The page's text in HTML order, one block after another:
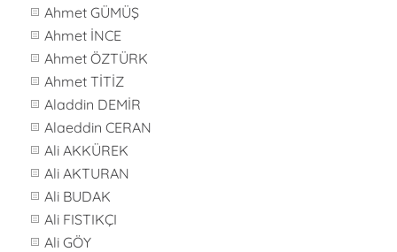
Ahmet GÜMÜŞ
Ahmet İNCE
Ahmet ÖZTÜRK
Ahmet TİTİZ
Aladdin DEMİR
Alaeddin CERAN
Ali AKKÜREK
Ali AKTURAN
Ali BUDAK
Ali FISTIKÇI
Ali GÖY